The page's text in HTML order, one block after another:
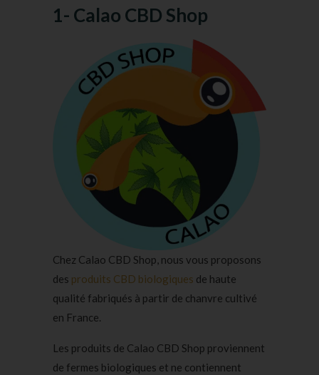
1- Calao CBD Shop
Chez Calao CBD Shop, nous vous proposons
des produits CBD biologiques de haute
qualité fabriqués à partir de chanvre cultivé
en France.
Les produits de Calao CBD Shop proviennent
de fermes biologiques et ne contiennent